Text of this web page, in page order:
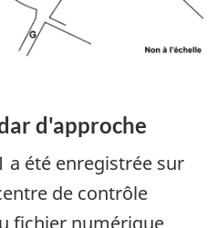
d'approche
a été enregistrée sur
de contrôle
fichier numérique